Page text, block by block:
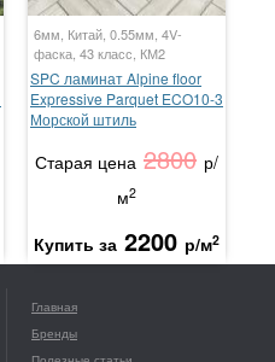
6мм, Китай, 0.55мм, 4V-
фаска, 43 класс, КМ2
SPC ламинат Alpine floor
Expressive Parquet ECO10-3
Морской штиль
Старая цена 2800 р/
м2
Купить за 2200 р/м2
Главная
Бренды